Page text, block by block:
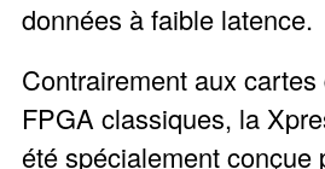
données à faible latence.
Contrairement aux cartes
FPGA classiques, la
été spécialement conçue